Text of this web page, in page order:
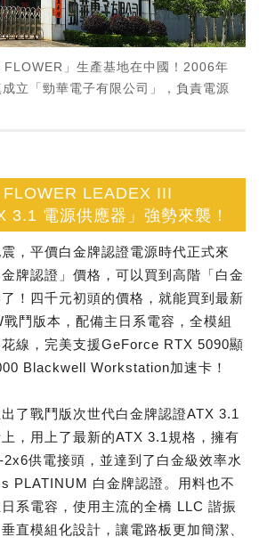
FLOWER」生產基地在中國！2006年
立「勁華電子有限公司」，負責電源
FLOWER LEADEX III
3.1 電源供應器」強勢來襲！
，平價白金牌認證電源時代正式來
牌認證」價格，可以買到高階「白金
！四千元初頭的價格，就能買到最新
鬥版本，配備主日系電容，全模組
線，完美支援GeForce RTX 5090顯
Blackwell Workstation加速卡！
了戰鬥版次世代白金牌認證ATX 3.1
，用上了最新的ATX 3.1規格，擁有
供電接頭，並達到了白金級效率水
PLATINUM 白金牌認證。用料也不
系電容，使用主流的全橋 LLC 諧振
直模組化設計，讓電路板更加簡潔、